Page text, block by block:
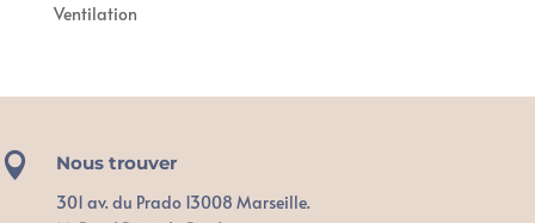
Ventilation

Nous trouver
301 av. du Prado 13008 Marseille.